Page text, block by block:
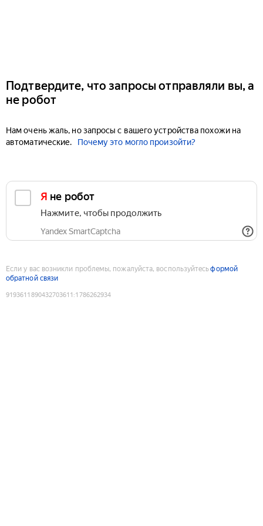
Подтвердите, что запросы отправляли вы, а
не робот
Нам очень жаль, но запросы с вашего устройства похожи на
автоматические.
Почему это могло произойти?
Я не робот
Нажмите, чтобы продолжить
Yandex SmartCaptcha
Если у вас возникли проблемы, пожалуйста, воспользуйтесьформой
обратной связи
9193611890432703611 :1786262934